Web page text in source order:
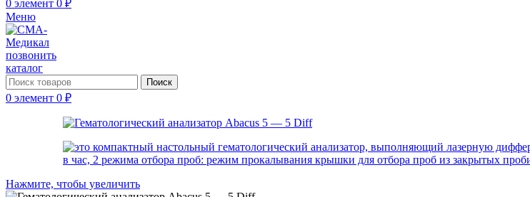
0 элемент 0 ₽
Меню
позвонить
каталог
Поиск
0 элемент 0 ₽
Нажмите, чтобы увеличить